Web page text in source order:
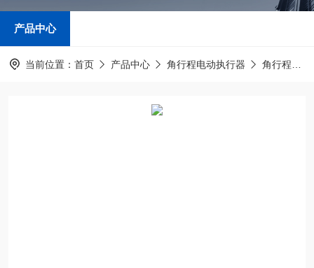
产品中心
当前位置： 首页 产品中心 角行程电动执行器 角行程